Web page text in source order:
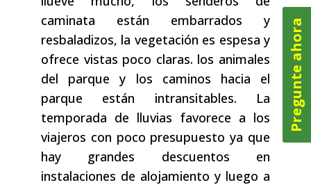
caminata están embarrados y
resbaladizos, la vegetación es espesa y
ofrece vistas poco claras. los animales
del parque y los caminos hacia el
parque están intransitables. La
temporada de lluvias favorece a los
viajeros con poco presupuesto ya que
hay grandes descuentos en
instalaciones de alojamiento y luego a
Pregunte ahora